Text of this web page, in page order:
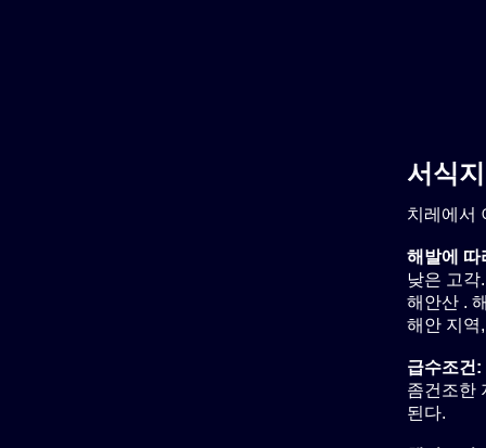
서식지
치레에서
해발에 따
낮은 고각
해안산 .
해안 지역
급수조건:
좀건조한
된다.